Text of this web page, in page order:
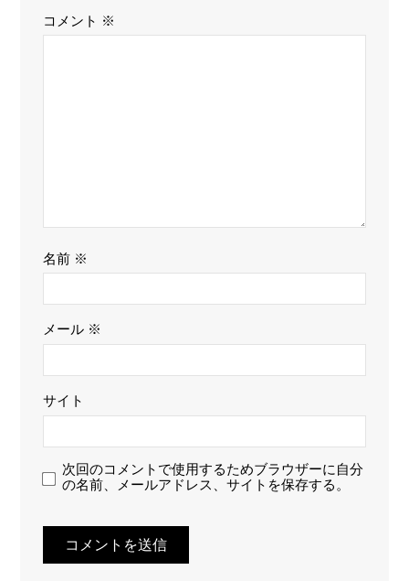
コメント ※
名前 ※
メール ※
サイト
次回のコメントで使用するためブラウザーに自分
の名前、メールアドレス、サイトを保存する。